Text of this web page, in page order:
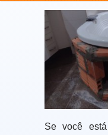
Se você